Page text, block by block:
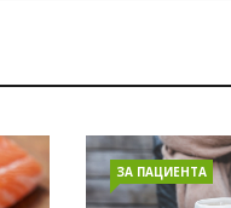
ЗА ПАЦИЕНТА